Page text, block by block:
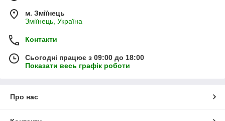
м. Зміїнець
Зміїнець, Україна
Контакти
Сьогодні працює з 09:00 до 18:00
Показати весь графік роботи
Про нас